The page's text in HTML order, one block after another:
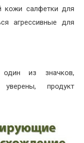
кожи салфетки для
агрессивные для
из значков,
продукт